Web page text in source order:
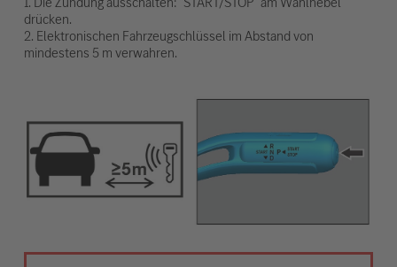
drücken.
2. Elektronischen Fahrzeugschlüssel im Abstand von
mindestens 5 m verwahren.